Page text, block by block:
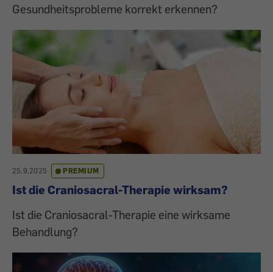
Gesundheitsprobleme korrekt erkennen?
25.9.2025 PREMIUM
Ist die Craniosacral-Therapie wirksam?
Ist die Craniosacral-Therapie eine wirksame
Behandlung?